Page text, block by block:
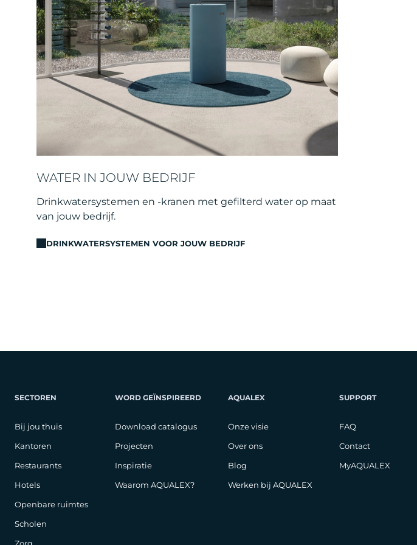
WATER IN JOUW BEDRIJF
Drinkwatersystemen en -kranen met gefilterd water op maat
van jouw bedrijf.
DRINKWATERSYSTEMEN VOOR JOUW BEDRIJF
SECTOREN
Bij jou thuis
Kantoren
Restaurants
Hotels
Openbare ruimtes
Scholen
WORD GEÏNSPIREERD
Download catalogus
Projecten
Inspiratie
Waarom AQUALEX?
AQUALEX
Onze visie
Over ons
Blog
Werken bij AQUALEX
SUPPORT
FAQ
Contact
MyAQUALEX